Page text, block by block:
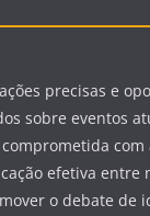
precisas e
sobre eventos
efetiva entre
o debate de